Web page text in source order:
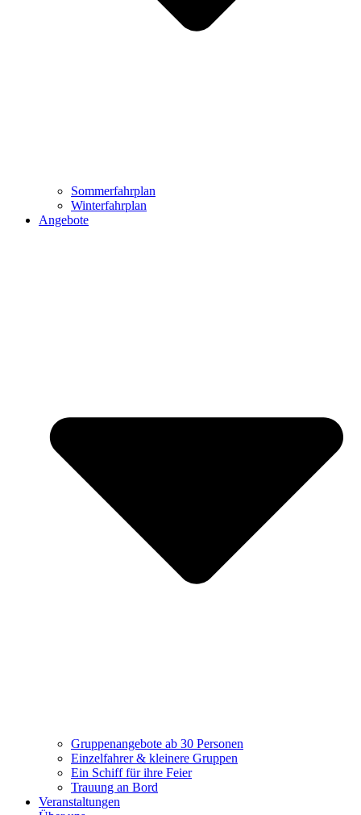
Sommerfahrplan
Winterfahrplan
Angebote
Gruppenangebote ab 30 Personen
Einzelfahrer & kleinere Gruppen
Ein Schiff für ihre Feier
Trauung an Bord
Veranstaltungen